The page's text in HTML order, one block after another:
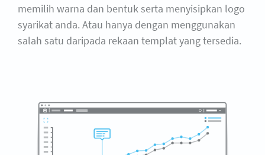
memilih warna dan bentuk serta menyisipkan logo
syarikat anda. Atau hanya dengan menggunakan
salah satu daripada rekaan templat yang tersedia.